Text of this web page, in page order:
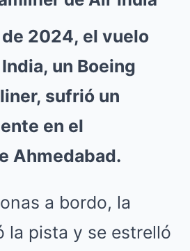
de 2024, el vuelo
un Boeing
sufrió un
en el
Ahmedabad.
a bordo, la
la pista y se estrelló